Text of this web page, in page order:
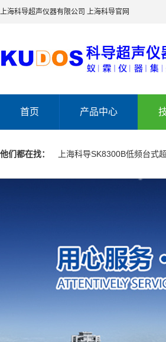
上海科导超声仪器有限公司 上海科导官网
首页 产品中心
他们都在找： 上海科导SK8300B低频台式超